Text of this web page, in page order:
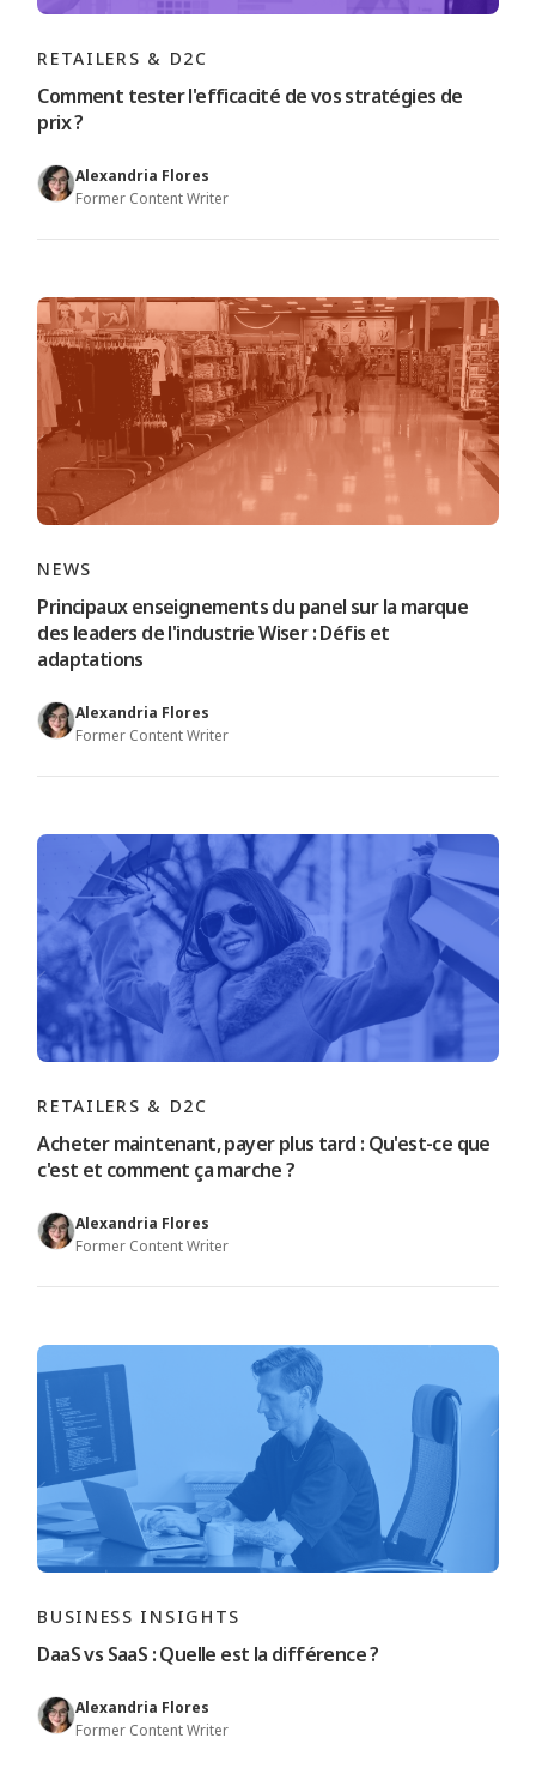
RETAILERS & D2C
Comment tester l'efficacité de vos stratégies de
prix ?
Alexandria Flores
Former Content Writer
NEWS
Principaux enseignements du panel sur la marque
des leaders de l'industrie Wiser : Défis et
adaptations
Alexandria Flores
Former Content Writer
RETAILERS & D2C
Acheter maintenant, payer plus tard : Qu'est-ce que
c'est et comment ça marche ?
Alexandria Flores
Former Content Writer
BUSINESS INSIGHTS
DaaS vs SaaS : Quelle est la différence ?
Alexandria Flores
Former Content Writer